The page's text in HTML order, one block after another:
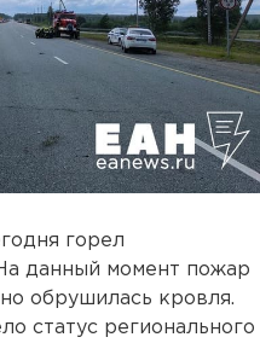
горел
данный момент пожар
обрушилась кровля.
статус регионального